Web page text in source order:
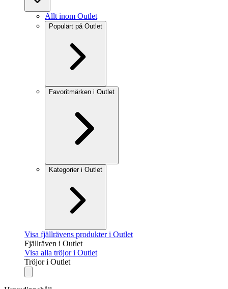
Allt inom Outlet
Populärt på Outlet
Favoritmärken i Outlet
Kategorier i Outlet
Visa fjällrävens produkter i Outlet
Fjällräven i Outlet
Visa alla tröjor i Outlet
Tröjor i Outlet